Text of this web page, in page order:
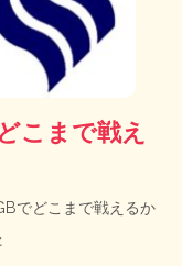
こまで戦え
でどこまで戦えるか